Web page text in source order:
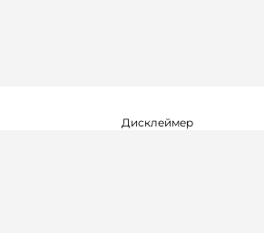
Дисклеймер